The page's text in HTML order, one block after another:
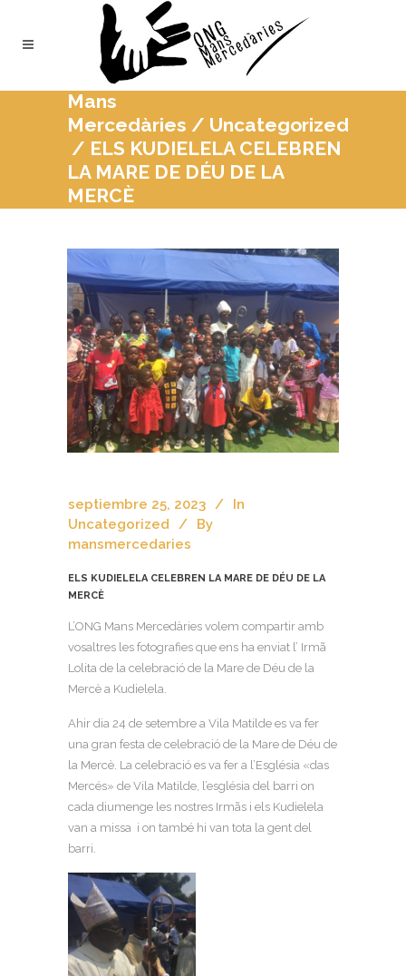
Mans
Mercedàries / Uncategorized
/ ELS KUDIELELA CELEBREN
LA MARE DE DÉU DE LA
MERCÈ
septiembre 25, 2023
In
Uncategorized
By
mansmercedaries
ELS KUDIELELA CELEBREN LA MARE DE DÉU DE LA
MERCÈ
L’ONG Mans Mercedàries volem compartir amb
vosaltres les fotografies que ens ha enviat l’ Irmã
Lolita de la celebració de la Mare de Déu de la
Mercè a Kudielela.
Ahir dia 24 de setembre a Vila Matilde es va fer
una gran festa de celebració de la Mare de Déu de
la Mercè. La celebració es va fer a l’Església «das
Mercés» de Vila Matilde, l’església del barri on
cada diumenge les nostres Irmãs i els Kudielela
van a missa i on també hi van tota la gent del
barri.